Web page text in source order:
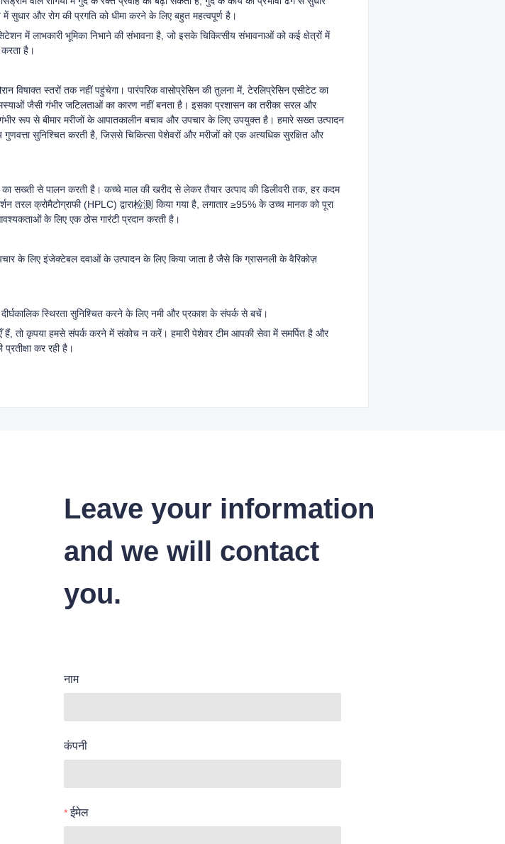
सुधार और रोग की प्रगति को धीमा करने के लिए बहुत महत्वपूर्ण है।
में लाभकारी भूमिका निभाने की संभावना है, जो इसके चिकित्सीय संभावनाओं को कई क्षेत्रों में
है।
विषाक्त स्तरों तक नहीं पहुंचेगा। पारंपरिक वासोप्रेसिन की तुलना में, टेरलिप्रेसिन एसीटेट का
जैसी गंभीर जटिलताओं का कारण नहीं बनता है। इसका प्रशासन का तरीका सरल और
रूप से बीमार मरीजों के आपातकालीन बचाव और उपचार के लिए उपयुक्त है। हमारे सख्त उत्पादन
सुनिश्चित करती है, जिससे चिकित्सा पेशेवरों और मरीजों को एक अत्यधिक सुरक्षित और
सख्ती से पालन करती है। कच्चे माल की खरीद से लेकर तैयार उत्पाद की डिलीवरी तक, हर कदम
तरल क्रोमैटोग्राफी (HPLC) द्वारा检测 किया गया है, लगातार ≥95% के उच्च मानक को पूरा
के लिए एक ठोस गारंटी प्रदान करती है।
के लिए इंजेक्टेबल दवाओं के उत्पादन के लिए किया जाता है जैसे कि ग्रासनली के वैरिकोज़
स्थिरता सुनिश्चित करने के लिए नमी और प्रकाश के संपर्क से बचें।
तो कृपया हमसे संपर्क करने में संकोच न करें। हमारी पेशेवर टीम आपकी सेवा में समर्पित है और
कर रही है।
Leave your information
and we will contact
you.
नाम
कंपनी
ईमेल